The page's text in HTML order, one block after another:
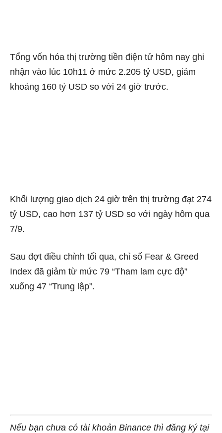
Tổng vốn hóa thị trường tiền điện tử hôm nay ghi
nhận vào lúc 10h11 ở mức 2.205 tỷ USD, giảm
khoảng 160 tỷ USD so với 24 giờ trước.
Khối lượng giao dịch 24 giờ trên thị trường đạt 274
tỷ USD, cao hơn 137 tỷ USD so với ngày hôm qua
7/9.
Sau đợt điều chỉnh tối qua, chỉ số Fear & Greed
Index đã giảm từ mức 79 “Tham lam cực độ”
xuống 47 “Trung lập”.
Nếu bạn chưa có tài khoản Binance thì đăng ký tại